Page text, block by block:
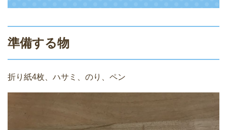
準備する物
折り紙4枚、ハサミ、のり、ペン